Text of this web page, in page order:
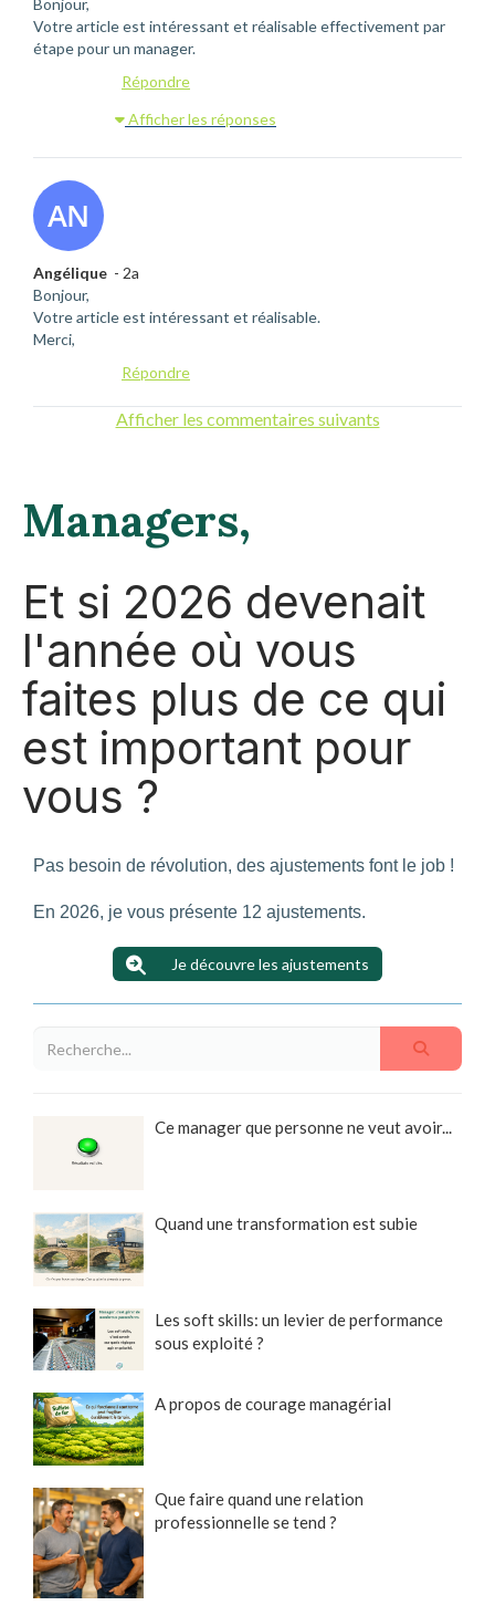
Votre article est intéressant et réalisable effectivement par
étape pour un manager.
Répondre
Afficher les réponses
Angélique - 2a
Bonjour,
Votre article est intéressant et réalisable.
Merci,
Répondre
Afficher les commentaires suivants
Managers,
Et si 2026 devenait
l'année où vous
faites plus de ce qui
est important pour
vous ?
Pas besoin de révolution, des ajustements font le job !
En 2026, je vous présente 12 ajustements.
Je découvre les ajustements
Ce manager que personne ne veut avoir...
Quand une transformation est subie
Les soft skills: un levier de performance
sous exploité ?
A propos de courage managérial
Que faire quand une relation
professionnelle se tend ?